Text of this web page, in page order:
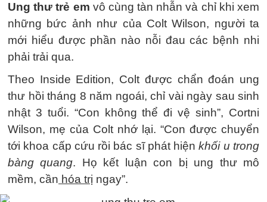
Ung thư trẻ em vô cùng tàn nhẫn và chỉ khi xem
những bức ảnh như của Colt Wilson, người ta
mới hiểu được phần nào nỗi đau các bệnh nhi
phải trải qua.
Theo Inside Edition, Colt được chẩn đoán ung
thư hồi tháng 8 năm ngoái, chỉ vài ngày sau sinh
nhật 3 tuổi. “Con không thể đi vệ sinh”, Cortni
Wilson, mẹ của Colt nhớ lại. “Con được chuyển
tới khoa cấp cứu rồi bác sĩ phát hiệnkhối u trong
bàng quang. Họ kết luận con bị ung thư mô
mềm, cần hóa trị ngay”.